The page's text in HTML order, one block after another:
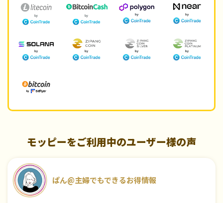
モッピーをご利用中のユーザー様の声
ぱん@主婦でもできるお得情報